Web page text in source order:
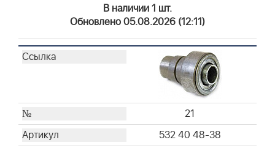
В наличии 1 шт.
Обновлено 05.08.2026 (12:11)
21
532 40 48-38